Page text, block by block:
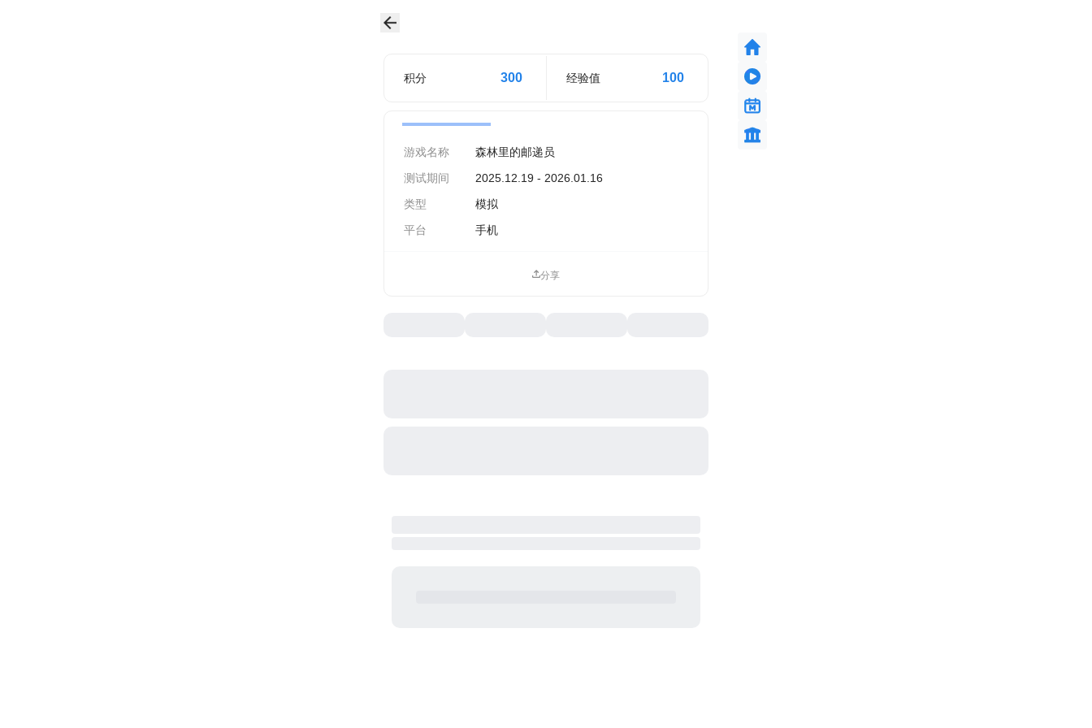
积分 300 经验值 100
游戏名称
森林里的邮递员
测试期间
2025.12.19 - 2026.01.16
类型
模拟
平台
手机
分享